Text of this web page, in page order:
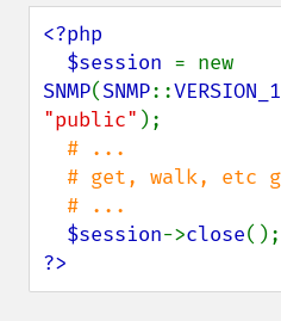
<?php
  $session
SNMP(SNMP::VERSION_1
"public" );
# ...
$session->close
?>